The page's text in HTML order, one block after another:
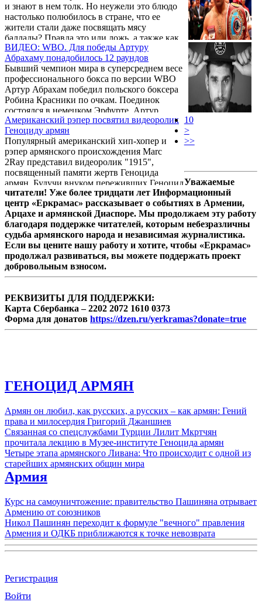
от голода и вследствие боевых действий в
ходе Первой мировой войны.
и знают в нем толк. Но неужели это блюдо
настолько полюбилось в стране, что ее
жители стали даже посвящать мясу
баллады? Правда это или ложь, а также как
приготовить самую вкусную бастурму –
узнаете в сюжете МТРК МИР.
ВИДЕО: WBO. Для победы Артуру
Абрахаму понадобилось 12 раундов
Бывший чемпион мира в суперсреднем весе
профессионального бокса по версии WBO
Артур Абрахам победил польского боксера
Робина Красники по очкам. Поединок
состоялся в немецком Эрфурте. Артур
Абрахам получил право биться за титул
чемпиона мира в суперсреднем весе
профессионального бокса по версии WBO
против мексиканца Хильберто Рамиреса.
Напомним, что свой предыдущий поединок
Артур Абрахам провел 16-го июля в
Берлине, победив норвежца Тим-Робина
Лихауга нокаутом.
Американский рэпер посвятил видеоролик
Геноциду армян
Популярный американский хип-хопер и
рэпер армянского происхождения Marc
2Ray представил видеоролик "1915",
посвященный памяти жертв Геноцида
армян. Будучи внуком переживших Геноцид
армян, Марк, описывая бегство своей
семьи, показывает жестокости первого
геноцида XX века. Он также считает, что
Геноцид армян стал предшествовал
Холокосту и другим геноцидам
прошедшего века.
10
>
>>
Уважаемые
читатели! Уже более тридцати лет Информационный
центр «Еркрамас» рассказывает о событиях в Армении,
Арцахе и армянской Диаспоре. Мы продолжаем эту работу
благодаря поддержке читателей, которым небезразличны
судьба армянского народа и независимая журналистика.
Если вы цените нашу работу и хотите, чтобы «Еркрамас»
продолжал развиваться, вы можете поддержать проект
добровольным взносом.
РЕКВИЗИТЫ ДЛЯ ПОДДЕРЖКИ:
Карта Сбербанка – 2202 2072 1610 0373
Форма для донатов https://dzen.ru/yerkramas?donate=true
ГЕНОЦИД АРМЯН
Армян он любил, как русских, а русских – как армян: Гений
права и милосердия Григорий Джаншиев
Связанная со спецслужбами Турции Лилит Мкртчян
прочитала лекцию в Музее-институте Геноцида армян
Четыре этапа армянского Ливана: Что происходит с одной из
старейших армянских общин мира
Армия
Курс на самоуничтожение: правительство Пашиняна отрывает
Армению от союзников
Никол Пашинян переходит к формуле "вечного" правления
Армения и ОДКБ приближаются к точке невозврата
Регистрация
Войти